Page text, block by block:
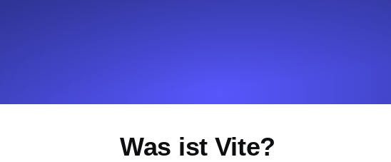
Cron Job Monitoring
Heartbeat Monitoring für Cronjobs und geplante
Was ist Vite?